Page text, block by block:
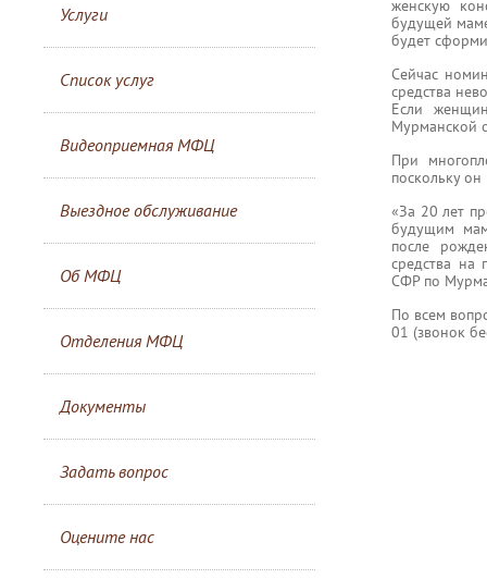
Услуги
Список услуг
Видеоприемная МФЦ
Выездное обслуживание
Об МФЦ
Отделения МФЦ
Документы
Задать вопрос
Оцените нас
женскую
будущей
будет
Сейчас
средства
Если
Мурманской
При
поскольку
«За 20 лет
будущим
после
средства на
СФР по
По всем
01 (звонок